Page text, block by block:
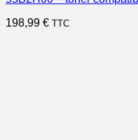
198,99 € TTC